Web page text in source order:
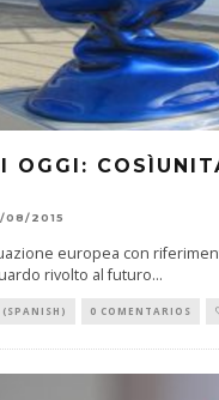
OGGI:
08/2015
europea con
rivolto al futuro...
0 COMENTARIOS